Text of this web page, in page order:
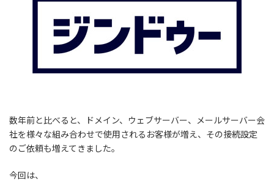
数年前と比べると、ドメイン、ウェブサーバー、メールサーバー会
社を様々な組み合わせで使用されるお客様が増え、その接続設定
のご依頼も増えてきました。
今回は、